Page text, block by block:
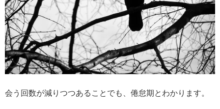
会う回数が減りつつあることでも、倦怠期とわかります。